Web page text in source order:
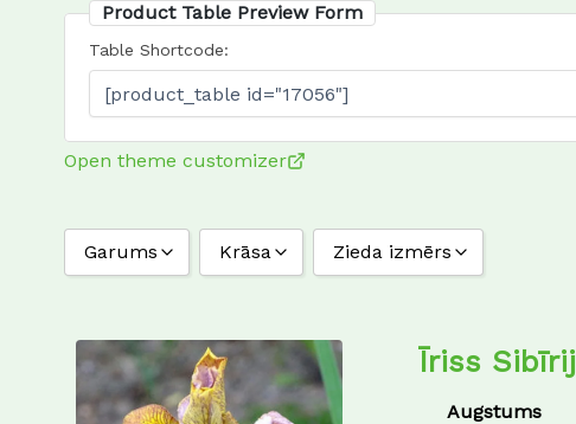
Product Table Preview Form
Table Shortcode:
Open theme customizer
Garums
20/40 cm
20/50 cm
Krāsa
Balta
Dzeltena
Lavandas zils
Zieda izmērs
Īriss
Augstums